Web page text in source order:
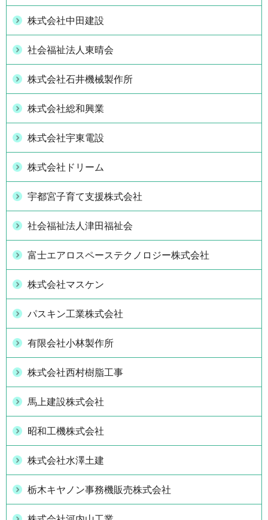
株式会社中田建設
社会福祉法人東晴会
株式会社石井機械製作所
株式会社総和興業
株式会社宇東電設
株式会社ドリーム
宇都宮子育て支援株式会社
社会福祉法人津田福祉会
富士エアロスペーステクノロジー株式会社
株式会社マスケン
パスキン工業株式会社
有限会社小林製作所
株式会社西村樹脂工事
馬上建設株式会社
昭和工機株式会社
株式会社水澤土建
栃木キヤノン事務機販売株式会社